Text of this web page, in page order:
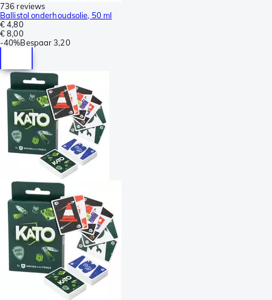
736 reviews
Ballistol onderhoudsolie, 50 ml
€ 4,80
€ 8,00
-40%Bespaar 3,20